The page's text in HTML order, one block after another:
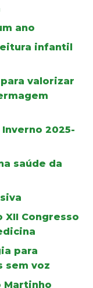
ano
infantil
valorizar
Inverno 2025-
saúde da
XII Congresso
para
sem voz
Martinho